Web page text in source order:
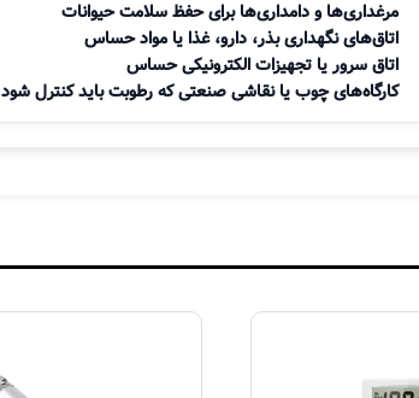
مرغداری‌ها و دامداری‌ها برای حفظ سلامت حیوانات
اتاق‌های نگهداری بذر، دارو، غذا یا مواد حساس
اتاق سرور یا تجهیزات الکترونیکی حساس
کارگاه‌های چوب یا نقاشی صنعتی که رطوبت باید کنترل شود